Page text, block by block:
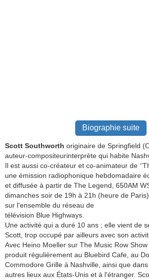
Biographie suite
Scott Southworth originaire de Springfield
auteur-compositeurinterprète qui habite
Il est aussi co-créateur et co-animateur de
une émission radiophonique hebdomadaire
et diffusée à partir de The Legend, 650AM
dimanches soir de 19h à 21h (heure de
sur l'ensemble du réseau de
télévision Blue Highways.
Une activité qui a duré 10 ans ; elle vient de
Scott, trop occupé par ailleurs avec son
Avec Heino Moeller sur The Music Row
produit régulièrement au Bluebird Cafe, au
Commodore Grille à Nashville, ainsi que
autres lieux aux États-Unis et à l'étranger.